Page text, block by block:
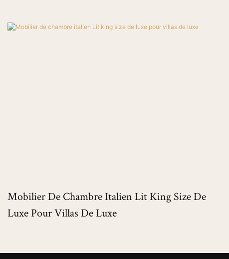
Mobilier De Chambre Italien Lit King Size De
Luxe Pour Villas De Luxe